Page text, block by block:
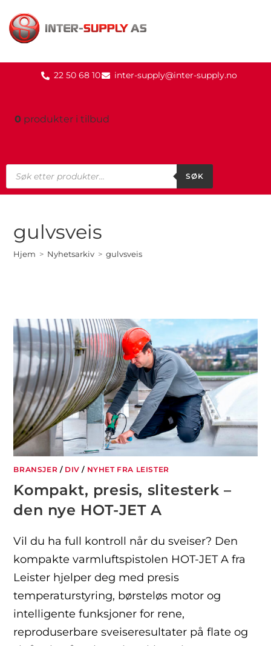
22 50 68 10 inter-supply@inter-supply.no
0 produkter i tilbud
SØK
gulvsveis
Hjem > Nyhetsarkiv > gulvsveis
BRANSJER / DIV / NYHET FRA LEISTER
Kompakt, presis, slitesterk –
den nye HOT-JET A
Vil du ha full kontroll når du sveiser? Den
kompakte varmluftspistolen HOT-JET A fra
Leister hjelper deg med presis
temperaturstyring, børsteløs motor og
intelligente funksjoner for rene,
reproduserbare sveiseresultater på flate og